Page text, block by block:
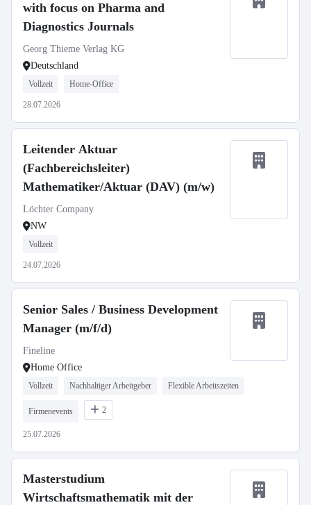
with focus on Pharma and
Diagnostics Journals
Georg Thieme Verlag KG
Deutschland
Vollzeit Home-Office
28.07.2026
Leitender Aktuar
(Fachbereichsleiter)
Mathematiker/Aktuar (DAV) (m/w)
Löchter Company
NW
Vollzeit
24.07.2026
Senior Sales / Business Development
Manager (m/f/d)
Fineline
Home Office
Vollzeit Nachhaltiger Arbeitgeber Flexible Arbeitszeiten
Firmenevents 2
25.07.2026
Masterstudium
Wirtschaftsmathematik mit der